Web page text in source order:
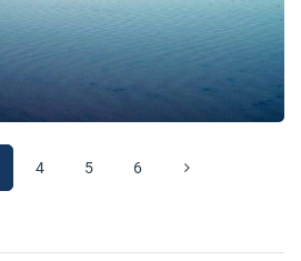
4 5 6